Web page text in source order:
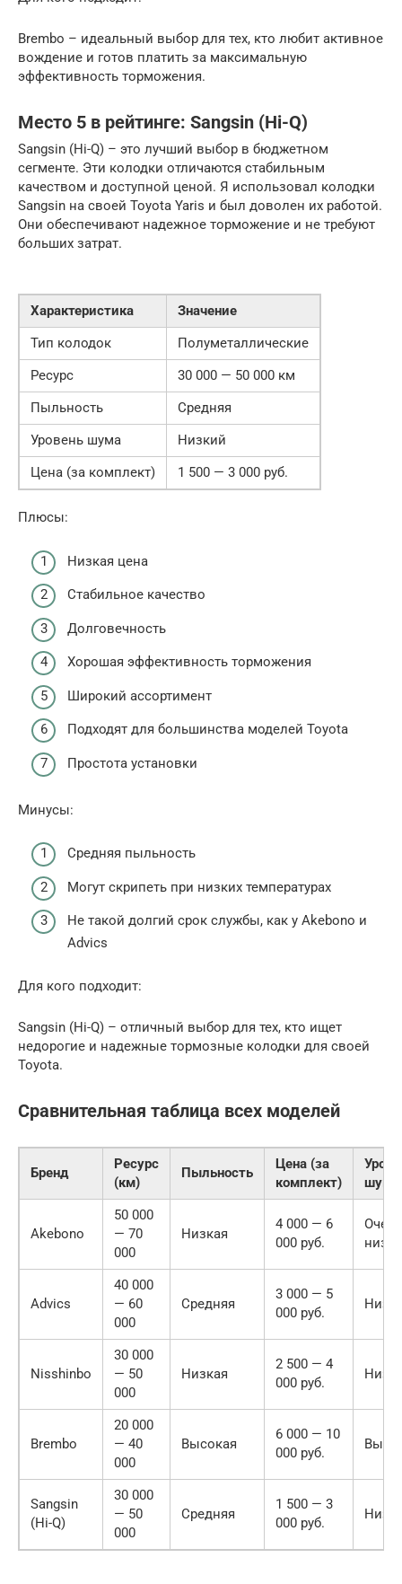
Brembo – идеальный выбор для тех, кто любит активное
вождение и готов платить за максимальную
эффективность торможения.
Место 5 в рейтинге: Sangsin (Hi-Q)
Sangsin (Hi-Q) – это лучший выбор в бюджетном
сегменте. Эти колодки отличаются стабильным
качеством и доступной ценой. Я использовал колодки
Sangsin на своей Toyota Yaris и был доволен их работой.
Они обеспечивают надежное торможение и не требуют
больших затрат.
Характеристика
Значение
Тип колодок
Полуметаллические
Ресурс
30 000 — 50 000 км
Пыльность
Средняя
Уровень шума
Низкий
Цена (за комплект)
1 500 — 3 000 руб.
Плюсы:
Низкая цена
Стабильное качество
Долговечность
Хорошая эффективность торможения
Широкий ассортимент
Подходят для большинства моделей Toyota
Простота установки
Минусы:
Средняя пыльность
Могут скрипеть при низких температурах
Не такой долгий срок службы, как у Akebono и
Advics
Для кого подходит:
Sangsin (Hi-Q) – отличный выбор для тех, кто ищет
недорогие и надежные тормозные колодки для своей
Toyota.
Сравнительная таблица всех моделей
Бренд
Ресурс
(км)
Пыльность
Цена (за
комплект)
шума
Akebono
50 000
— 70
000
Низкая
4 000 — 6
000 руб.
Очень
Advics
40 000
— 60
000
Средняя
3 000 — 5
000 руб.
Nisshinbo
30 000
— 50
000
Низкая
2 500 — 4
000 руб.
Brembo
20 000
— 40
000
Высокая
6 000 — 10
000 руб.
Sangsin
(Hi-Q)
30 000
— 50
000
Средняя
1 500 — 3
000 руб.